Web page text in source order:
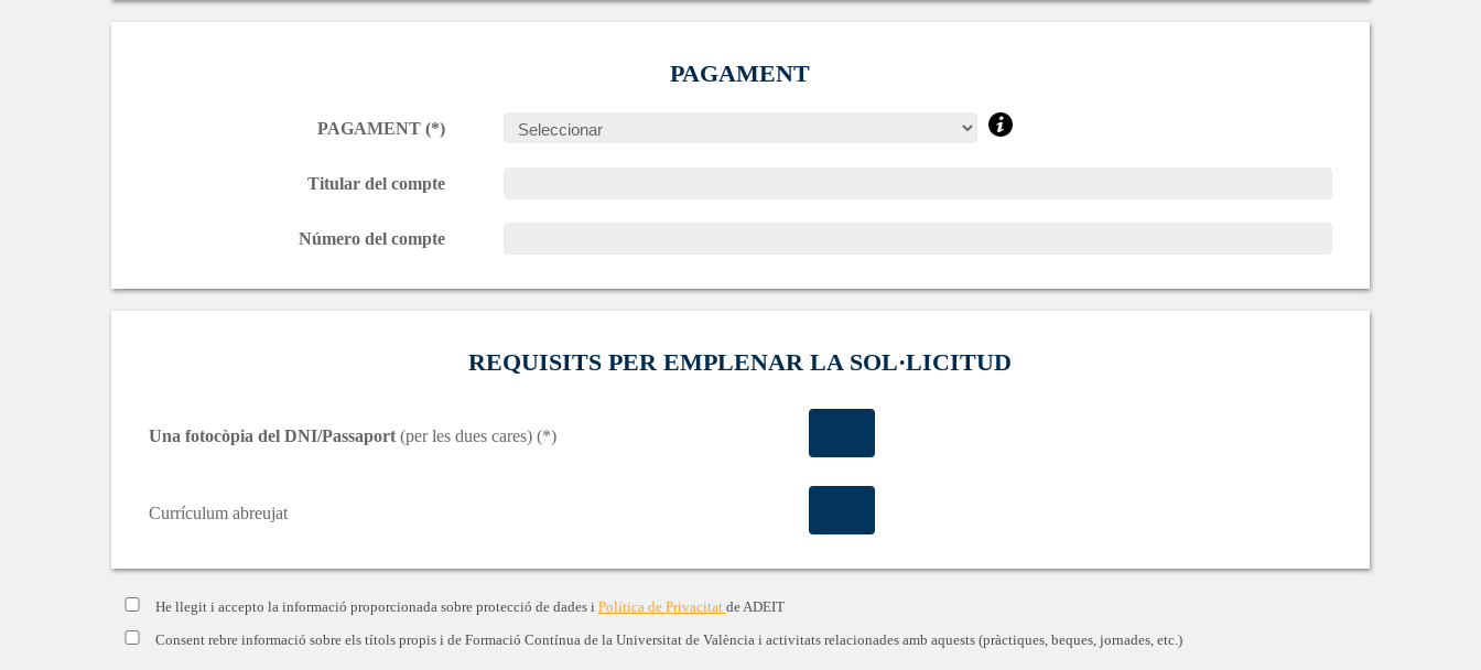
PAGAMENT
PAGAMENT (*)
Titular del compte
Número del compte
REQUISITS PER EMPLENAR LA SOL·LICITUD
Una fotocòpia del DNI/Passaport (per les dues cares) (*)
Currículum abreujat
He llegit i accepto la informació proporcionada sobre protecció de dades i Política de Privacitat de ADEIT
Consent rebre informació sobre els títols propis i de Formació Contínua de la Universitat de València i activitats relacionades amb aquests (pràctiques, beques, jornades, etc.)